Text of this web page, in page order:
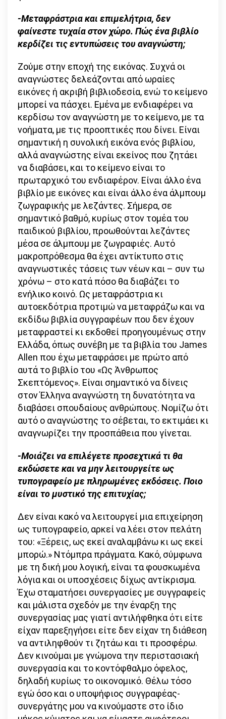
-Μεταφράστρια και επιμελήτρια, δεν
φαίνεστε τυχαία στον χώρο. Πώς ένα βιβλίο
κερδίζει τις εντυπώσεις του αναγνώστη;
Ζούμε στην εποχή της εικόνας. Συχνά οι
αναγνώστες δελεάζονται από ωραίες
εικόνες ή ακριβή βιβλιοδεσία, ενώ το κείμενο
μπορεί να πάσχει. Εμένα με ενδιαφέρει να
κερδίσω τον αναγνώστη με το κείμενο, με τα
νοήματα, με τις προοπτικές που δίνει. Είναι
σημαντική η συνολική εικόνα ενός βιβλίου,
αλλά αναγνώστης είναι εκείνος που ζητάει
να διαβάσει, και το κείμενο είναι το
πρωταρχικό του ενδιαφέρον. Είναι άλλο ένα
βιβλίο με εικόνες και είναι άλλο ένα άλμπουμ
ζωγραφικής με λεζάντες. Σήμερα, σε
σημαντικό βαθμό, κυρίως στον τομέα του
παιδικού βιβλίου, προωθούνται λεζάντες
μέσα σε άλμπουμ με ζωγραφιές. Αυτό
μακροπρόθεσμα θα έχει αντίκτυπο στις
αναγνωστικές τάσεις των νέων και – συν τω
χρόνω – στο κατά πόσο θα διαβάζει το
ενήλικο κοινό. Ως μεταφράστρια κι
αυτοεκδότρια προτιμώ να μεταφράζω και να
εκδίδω βιβλία συγγραφέων που δεν έχουν
μεταφραστεί κι εκδοθεί προηγουμένως στην
Ελλάδα, όπως συνέβη με τα βιβλία του James
Allen που έχω μεταφράσει με πρώτο από
αυτά το βιβλίο του «Ως Άνθρωπος
Σκεπτόμενος». Είναι σημαντικό να δίνεις
στον Έλληνα αναγνώστη τη δυνατότητα να
διαβάσει σπουδαίους ανθρώπους. Νομίζω ότι
αυτό ο αναγνώστης το σέβεται, το εκτιμάει κι
αναγνωρίζει την προσπάθεια που γίνεται.
-Μοιάζει να επιλέγετε προσεχτικά τι θα
εκδώσετε και να μην λειτουργείτε ως
τυπογραφείο με πληρωμένες εκδόσεις. Ποιο
είναι το μυστικό της επιτυχίας;
Δεν είναι κακό να λειτουργεί μια επιχείρηση
ως τυπογραφείο, αρκεί να λέει στον πελάτη
του: «Ξέρεις, ως εκεί αναλαμβάνω κι ως εκεί
μπορώ.» Ντόμπρα πράγματα. Κακό, σύμφωνα
με τη δική μου λογική, είναι τα φουσκωμένα
λόγια και οι υποσχέσεις δίχως αντίκρισμα.
Έχω σταματήσει συνεργασίες με συγγραφείς
και μάλιστα σχεδόν με την έναρξη της
συνεργασίας μας γιατί αντιλήφθηκα ότι είτε
είχαν παρεξηγήσει είτε δεν είχαν τη διάθεση
να αντιληφθούν τι ζητάω και τι προσφέρω.
Δεν κινούμαι με γνώμονα την περιστασιακή
συνεργασία και το κοντόφθαλμο όφελος,
δηλαδή κυρίως το οικονομικό. Θέλω τόσο
εγώ όσο και ο υποψήφιος συγγραφέας-
συνεργάτης μου να κινούμαστε στο ίδιο